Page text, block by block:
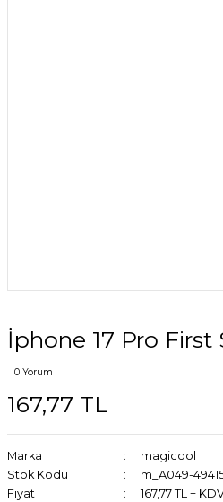
İphone 17 Pro First
0 Yorum
167,77 TL
Marka
magicool
Stok Kodu
m_A049-
Fiyat
167,77 TL +